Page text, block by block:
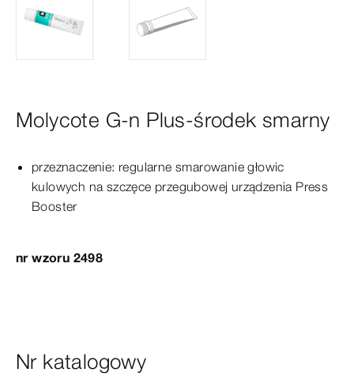
Molycote G-n Plus-środek smarny
przeznaczenie: regularne smarowanie głowic
kulowych na szczęce przegubowej urządzenia Press
Booster
nr wzoru 2498
Nr katalogowy